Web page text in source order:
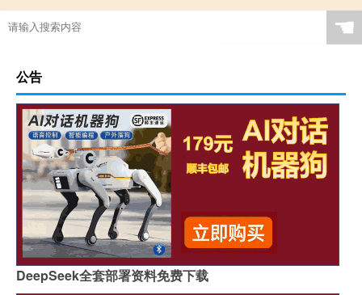
☚
公告
DeepSeek全套部署资料免费下载